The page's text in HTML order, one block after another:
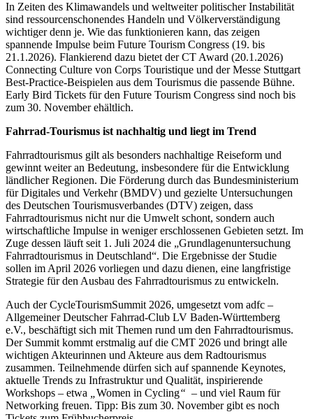
In Zeiten des Klimawandels und weltweiter politischer Instabilität
sind ressourcenschonendes Handeln und Völkerverständigung
wichtiger denn je. Wie das funktionieren kann, das zeigen
spannende Impulse beim Future Tourism Congress (19. bis
21.1.2026). Flankierend dazu bietet der CT Award (20.1.2026)
Connecting Culture von Corps Touristique und der Messe Stuttgart
Best-Practice-Beispielen aus dem Tourismus die passende Bühne.
Early Bird Tickets für den Future Tourism Congress sind noch bis
zum 30. November ehältlich.
Fahrrad-Tourismus ist nachhaltig und liegt im Trend
Fahrradtourismus gilt als besonders nachhaltige Reiseform und
gewinnt weiter an Bedeutung, insbesondere für die Entwicklung
ländlicher Regionen. Die Förderung durch das Bundesministerium
für Digitales und Verkehr (BMDV) und gezielte Untersuchungen
des Deutschen Tourismusverbandes (DTV) zeigen, dass
Fahrradtourismus nicht nur die Umwelt schont, sondern auch
wirtschaftliche Impulse in weniger erschlossenen Gebieten setzt. Im
Zuge dessen läuft seit 1. Juli 2024 die „Grundlagenuntersuchung
Fahrradtourismus in Deutschland“. Die Ergebnisse der Studie
sollen im April 2026 vorliegen und dazu dienen, eine langfristige
Strategie für den Ausbau des Fahrradtourismus zu entwickeln.
Auch der CycleTourismSummit 2026, umgesetzt vom adfc –
Allgemeiner Deutscher Fahrrad-Club LV Baden-Württemberg
e.V., beschäftigt sich mit Themen rund um den Fahrradtourismus.
Der Summit kommt erstmalig auf die CMT 2026 und bringt alle
wichtigen Akteurinnen und Akteure aus dem Radtourismus
zusammen. Teilnehmende dürfen sich auf spannende Keynotes,
aktuelle Trends zu Infrastruktur und Qualität, inspirierende
Workshops – etwa
Women in Cycling“ – und viel Raum für
Networking freuen. Tipp: Bis zum 30. November gibt es noch